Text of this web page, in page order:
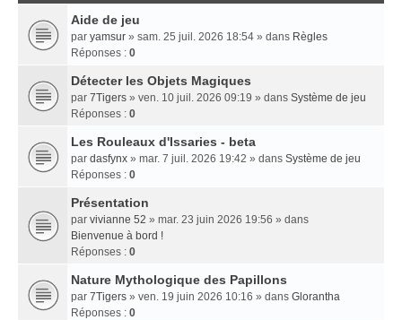
Aide de jeu
par yamsur » sam. 25 juil. 2026 18:54 » dans Règles
Réponses : 0
Détecter les Objets Magiques
par 7Tigers » ven. 10 juil. 2026 09:19 » dans Système de jeu
Réponses : 0
Les Rouleaux d'Issaries - beta
par dasfynx » mar. 7 juil. 2026 19:42 » dans Système de jeu
Réponses : 0
Présentation
par vivianne 52 » mar. 23 juin 2026 19:56 » dans
Bienvenue à bord !
Réponses : 0
Nature Mythologique des Papillons
par 7Tigers » ven. 19 juin 2026 10:16 » dans Glorantha
Réponses : 0